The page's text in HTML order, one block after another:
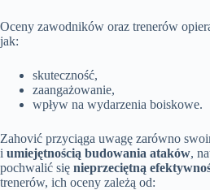
Oceny zawodników oraz trenerów
jak:
skuteczność,
zaangażowanie,
wpływ na wydarzenia boiskowe.
Zahović przyciąga uwagę zarówno
i umiejętnością budowania ataków,
pochwalić się nieprzeciętną
trenerów, ich oceny zależą od: